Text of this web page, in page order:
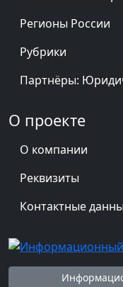
Регионы России
Рубрики
Партнёры:
О проекте
О компании
Реквизиты
Контактные